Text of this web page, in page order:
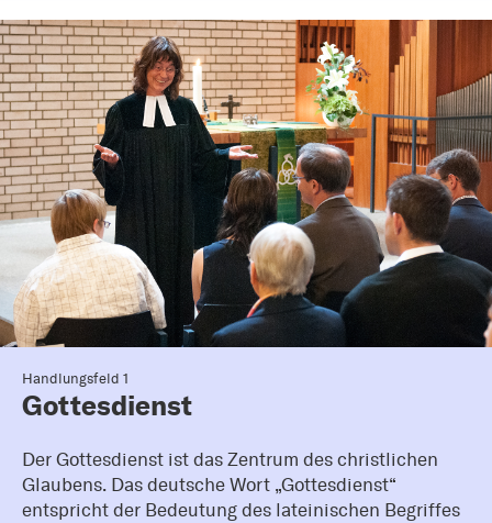
Handlungsfeld 1
Gottesdienst
Der Gottesdienst ist das Zentrum des christlichen
Glaubens. Das deutsche Wort „Gottesdienst“
entspricht der Bedeutung des lateinischen Begriffes